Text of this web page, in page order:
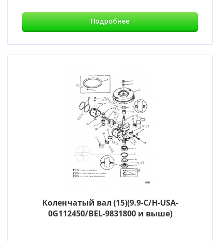
Подробнее
Коленчатый вал (15)(9.9-С/Н-USA-
0G112450/BEL-9831800 и выше)